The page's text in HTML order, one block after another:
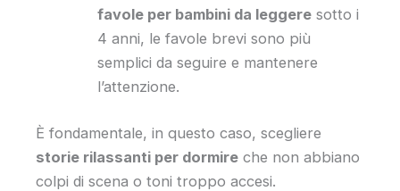
favole per bambini da leggere sotto i
4 anni, le favole brevi sono più
semplici da seguire e mantenere
l’attenzione.
È fondamentale, in questo caso, scegliere
storie rilassanti per dormire che non abbiano
colpi di scena o toni troppo accesi.